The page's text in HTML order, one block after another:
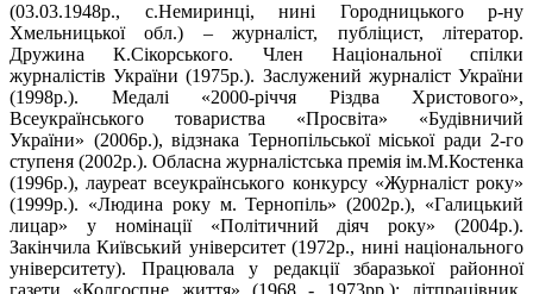
(03.03.1948р., с.Немиринці, нині Городницького р-ну
Хмельницької обл.) – журналіст, публіцист, літератор.
Дружина К.Сікорського. Член Національної спілки
журналістів України (1975р.). Заслужений журналіст України
(1998р.). Медалі «2000-річчя Різдва Христового»,
Всеукраїнського товариства «Просвіта» «Будівничий
України» (2006р.), відзнака Тернопільської міської ради 2-го
ступеня (2002р.). Обласна журналістська премія ім.М.Костенка
(1996р.), лауреат всеукраїнського конкурсу «Журналіст року»
(1999р.). «Людина року м. Тернопіль» (2002р.), «Галицький
лицар» у номінації «Політичний діяч року» (2004р.).
Закінчила Київський університет (1972р., нині національного
університету). Працювала у редакції збаразької районної